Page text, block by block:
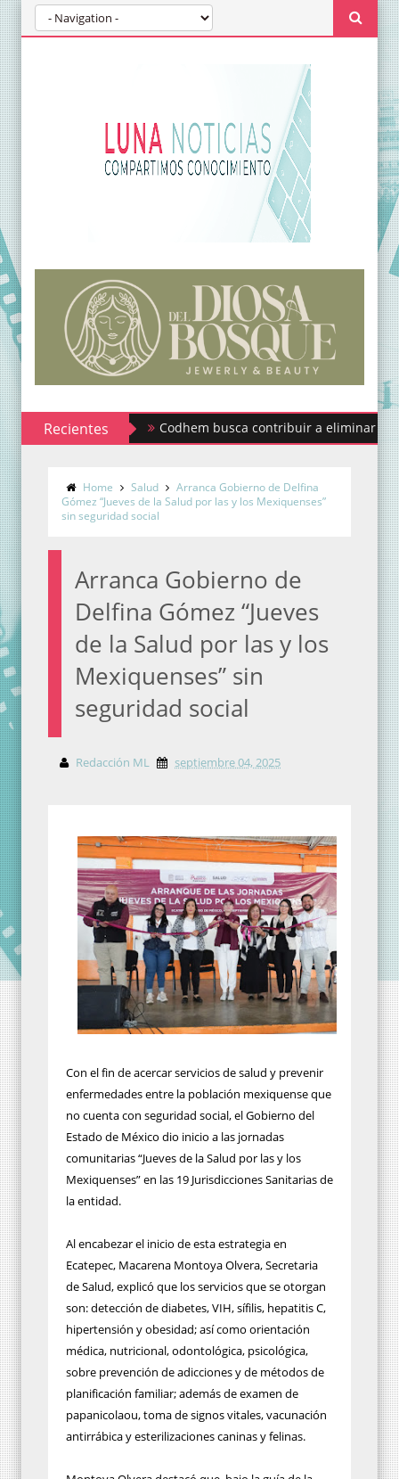
RecientesCodhem busca contribuir a eliminar los
Home Salud
Arranca Gobierno de Delfina
Gómez “Jueves de la Salud por las y los Mexiquenses”
sin seguridad social
Arranca Gobierno de
Delfina Gómez “Jueves
de la Salud por las y los
Mexiquenses” sin
seguridad social
Redacción ML septiembre 04, 2025
Con el fin de acercar servicios de salud y prevenir
enfermedades entre la población mexiquense que
no cuenta con seguridad social, el Gobierno del
Estado de México dio inicio a las jornadas
comunitarias “Jueves de la Salud por las y los
Mexiquenses” en las 19 Jurisdicciones Sanitarias de
la entidad.
Al encabezar el inicio de esta estrategia en
Ecatepec, Macarena Montoya Olvera, Secretaria
de Salud, explicó que los servicios que se otorgan
son: detección de diabetes, VIH, sífilis, hepatitis C,
hipertensión y obesidad; así como orientación
médica, nutricional, odontológica, psicológica,
sobre prevención de adicciones y de métodos de
planificación familiar; además de examen de
papanicolaou, toma de signos vitales, vacunación
antirrábica y esterilizaciones caninas y felinas.